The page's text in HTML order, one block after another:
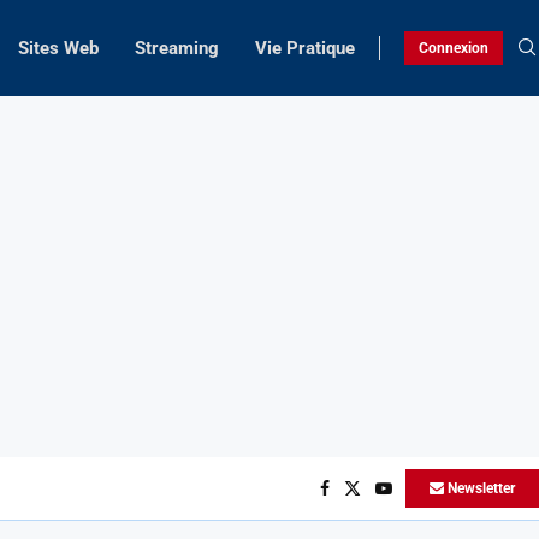
Sites Web Streaming Vie Pratique Connexion
Newsletter